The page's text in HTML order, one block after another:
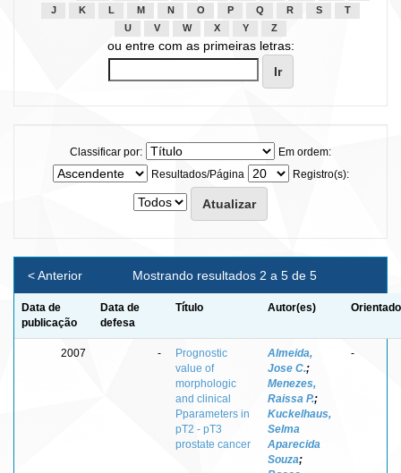
J
K L M N O P Q R S
T
U
V W X Y Z
ou entre com as primeiras letras:
Classificar por:
Em ordem:
Resultados/Página
Registro(s):
Mostrando resultados 2 a 5 de 5
< Anterior
Data de
publicação
Data de
defesa
Título Autor(es)
2007 -
Prognostic
value of
morphologic
and clinical
Pparameters in
pT2 - pT3
prostate cancer
Almeida,
Jose C.;
Menezes,
Raissa P.;
Kuckelhaus,
Selma
Aparecida
Souza;
-